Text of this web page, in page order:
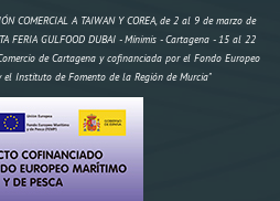
COMERCIAL A TAIWAN Y COREA, de 2 al 9 de marzo de
FERIA GULFOOD DUBAI - Mínimis - Cartagena - 15 al 22
de Cartagena y cofinanciada por el Fondo Europeo
el Instituto de Fomento de la Región de Murcia"